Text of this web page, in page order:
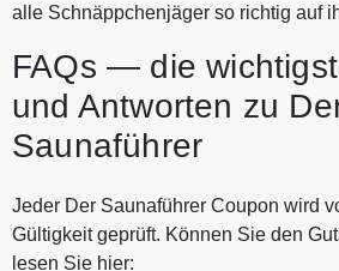
alle Schnäppchenjäger so richtig auf
FAQs — die
und Antworten zu
Saunaführer
Jeder Der Saunaführer Coupon wird
Gültigkeit geprüft. Können Sie den
lesen Sie hier: